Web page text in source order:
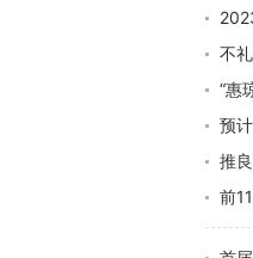
不
“惠
预
推
前